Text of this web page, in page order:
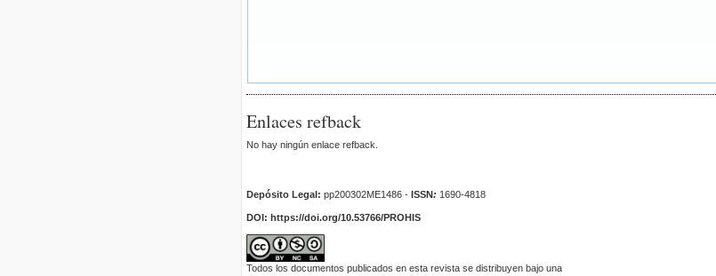
Enlaces refback
No hay ningún enlace refback.
Depósito Legal: pp200302ME1486 - ISSN: 1690-4818
DOI: https://doi.org/10.53766/PROHIS
Todos los documentos publicados en esta revista se distribuyen bajo una